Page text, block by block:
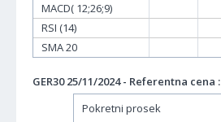
MACD( 12;26;9)
RSI (14)
SMA 20
GER30 25/11/2024 - Referentna cena :
Pokretni prosek